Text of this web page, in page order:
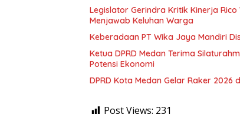
Legislator Gerindra Kritik Kinerja
Menjawab Keluhan Warga
Keberadaan PT Wika Jaya Mandiri
Ketua DPRD Medan Terima
Potensi Ekonomi
DPRD Kota Medan Gelar Raker
Post Views: 231